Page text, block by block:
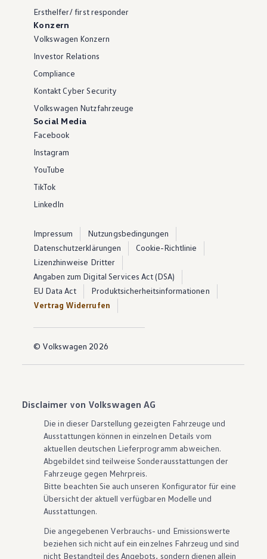
Ersthelfer/ first responder
Konzern
Volkswagen Konzern
Investor Relations
Compliance
Kontakt Cyber Security
Volkswagen Nutzfahrzeuge
Social Media
Facebook
Instagram
YouTube
TikTok
LinkedIn
Impressum
Nutzungsbedingungen
Datenschutzerklärungen
Cookie-Richtlinie
Lizenzhinweise Dritter
Angaben zum Digital Services Act (DSA)
EU Data Act
Produktsicherheitsinformationen
Vertrag Widerrufen
© Volkswagen 2026
Disclaimer von Volkswagen AG
Die in dieser Darstellung gezeigten Fahrzeuge und
Ausstattungen können in einzelnen Details vom
aktuellen deutschen Lieferprogramm abweichen.
Abgebildet sind teilweise Sonderausstattungen der
Fahrzeuge gegen Mehrpreis.
Bitte beachten Sie auch unseren Konfigurator für eine
Übersicht der aktuell verfügbaren Modelle und
Ausstattungen.
Die angegebenen Verbrauchs- und Emissionswerte
beziehen sich nicht auf ein einzelnes Fahrzeug und sind
nicht Bestandteil des Angebots, sondern dienen allein